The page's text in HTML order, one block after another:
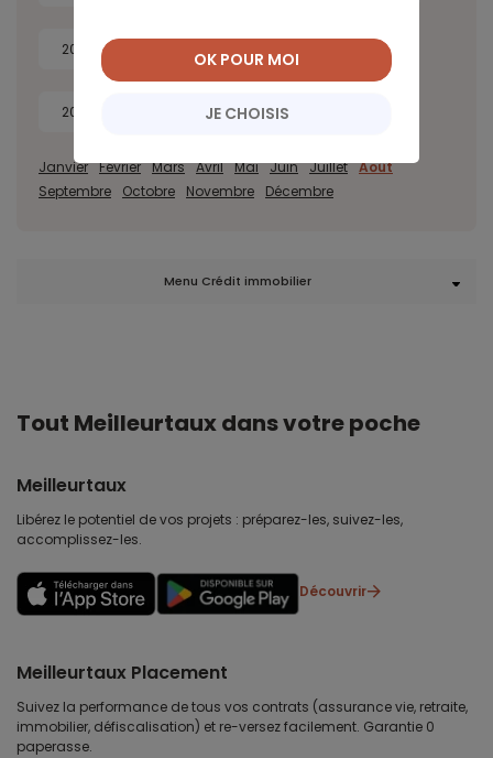
2022 2019
2018
Janvier Février Mars Avril Mai Juin Juillet Août
Septembre
Octobre Novembre Décembre
Menu Crédit immobilier
Tout Meilleurtaux dans votre poche
Meilleurtaux
Libérez le potentiel de vos projets : préparez-les, suivez-les,
accomplissez-les.
Découvrir
Meilleurtaux Placement
Suivez la performance de tous vos contrats (assurance vie, retraite,
immobilier, défiscalisation) et re-versez facilement. Garantie 0
paperasse.
JE CHOISIS
OK POUR MOI